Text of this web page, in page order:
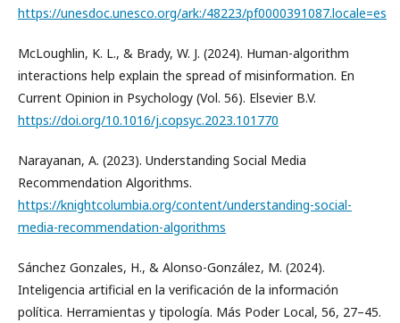
https://unesdoc.unesco.org/ark:/48223/pf0000391087.locale=es
McLoughlin, K. L., & Brady, W. J. (2024). Human-algorithm
interactions help explain the spread of misinformation. En
Current Opinion in Psychology (Vol. 56). Elsevier B.V.
https://doi.org/10.1016/j.copsyc.2023.101770
Narayanan, A. (2023). Understanding Social Media
Recommendation Algorithms.
https://knightcolumbia.org/content/understanding-social-
media-recommendation-algorithms
Sánchez Gonzales, H., & Alonso-González, M. (2024).
Inteligencia artificial en la verificación de la información
política. Herramientas y tipología. Más Poder Local, 56, 27–45.